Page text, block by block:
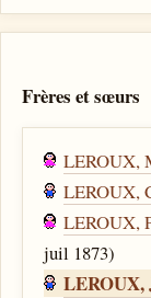
Frères et sœurs
LEROUX,
LEROUX,
LEROUX,
juil 1873)
LEROUX,